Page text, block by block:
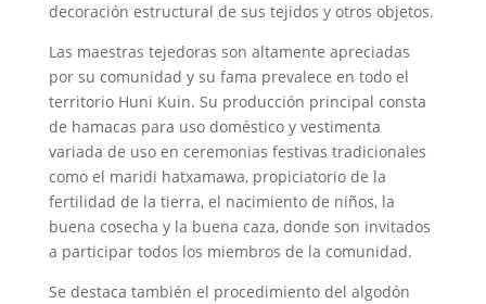
decoración estructural de sus tejidos y otros objetos.
Las maestras tejedoras son altamente apreciadas
por su comunidad y su fama prevalece en todo el
territorio Huni Kuin. Su producción principal consta
de hamacas para uso doméstico y vestimenta
variada de uso en ceremonias festivas tradicionales
como el maridi hatxamawa, propiciatorio de la
fertilidad de la tierra, el nacimiento de niños, la
buena cosecha y la buena caza, donde son invitados
a participar todos los miembros de la comunidad.
Se destaca también el procedimiento del algodón